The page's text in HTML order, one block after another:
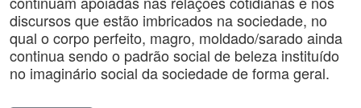
discursos que estão imbricados na sociedade, no
qual o corpo perfeito, magro, moldado/sarado ainda
continua sendo o padrão social de beleza instituído
no imaginário social da sociedade de forma geral.